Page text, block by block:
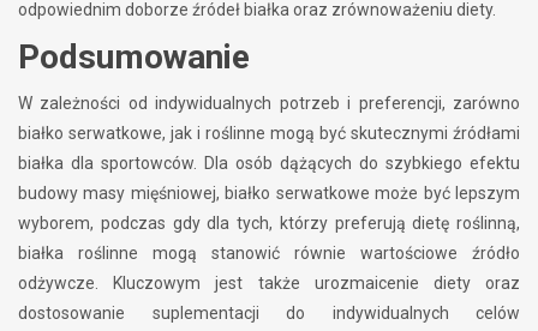
odpowiednim doborze źródeł białka oraz zrównoważeniu diety.
Podsumowanie
W zależności od indywidualnych potrzeb i preferencji, zarówno
białko serwatkowe, jak i roślinne mogą być skutecznymi źródłami
białka dla sportowców. Dla osób dążących do szybkiego efektu
budowy masy mięśniowej, białko serwatkowe może być lepszym
wyborem, podczas gdy dla tych, którzy preferują dietę roślinną,
białka roślinne mogą stanowić równie wartościowe źródło
odżywcze. Kluczowym jest także urozmaicenie diety oraz
dostosowanie suplementacji do indywidualnych celów